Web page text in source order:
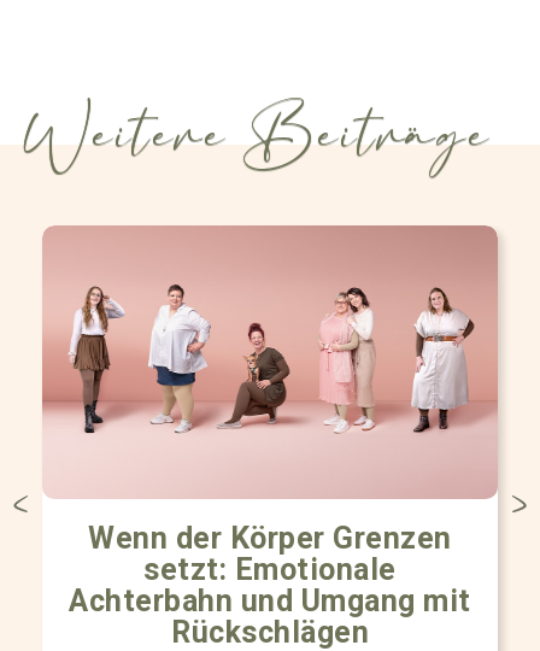
Weitere Beiträge
Wenn der Körper Grenzen
setzt: Emotionale
Achterbahn und Umgang mit
Rückschlägen